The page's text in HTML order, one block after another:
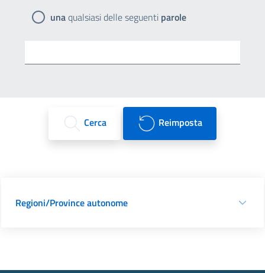
unaqualsiasi delle seguenti parole
Cerca Reimposta
Regioni/Province autonome